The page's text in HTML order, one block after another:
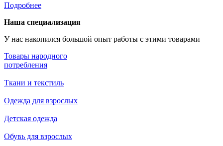
Подробнее
Наша специализация
У нас накопился большой опыт работы с этими товарами
Товары народного
потребления
Ткани и текстиль
Одежда для взрослых
Детская одежда
Обувь для взрослых